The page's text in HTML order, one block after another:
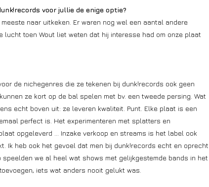
voor jullie de enige optie?
naar uitkeken. Er waren nog wel een aantal andere
lucht toen Wout liet weten dat hij interesse had om onze plaat
de nichegenres die ze tekenen bij dunk!records ook geen
ze kort op de bal spelen met bv. een tweede persing. Wat
echt boven uit: ze leveren kwaliteit. Punt. Elke plaat is een
perfect is. Het experimenteren met splatters en
opgeleverd … Inzake verkoop en streams is het label ook
Ik heb ook het gevoel dat men bij dunk!records echt en oprecht
we al heel wat shows met gelijkgestemde bands in het
iets wat anders nooit gelukt was.